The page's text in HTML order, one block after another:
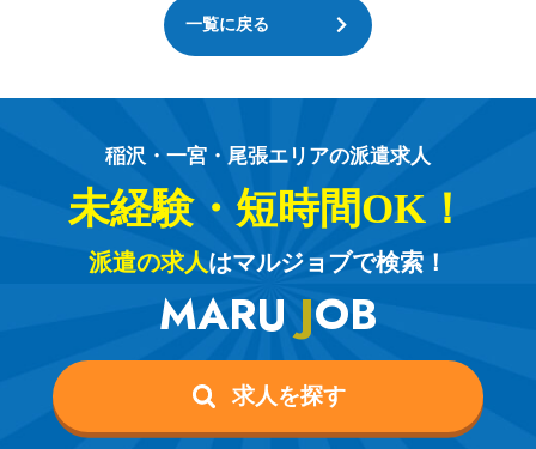
一覧に戻る
稲沢・一宮・尾張エリアの派遣求人
未経験・短時間OK！
派遣の求人はマルジョブで検索！
MARUJOB
求人を探す